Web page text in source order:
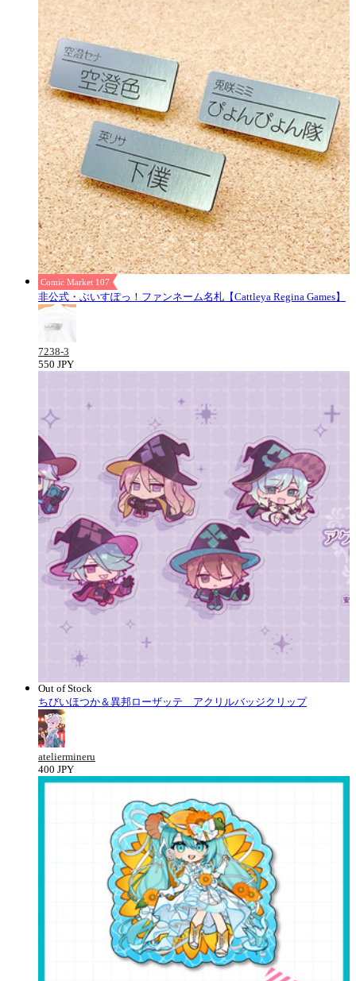
Comic Market 107
非公式・ぶいすぽっ！ファンネーム名札【Cattleya Regina Games】
7238-3
550 JPY
Out of Stock
ちびいほつか＆異邦ローザッテ アクリルバッジクリップ
ateliermineru
400 JPY